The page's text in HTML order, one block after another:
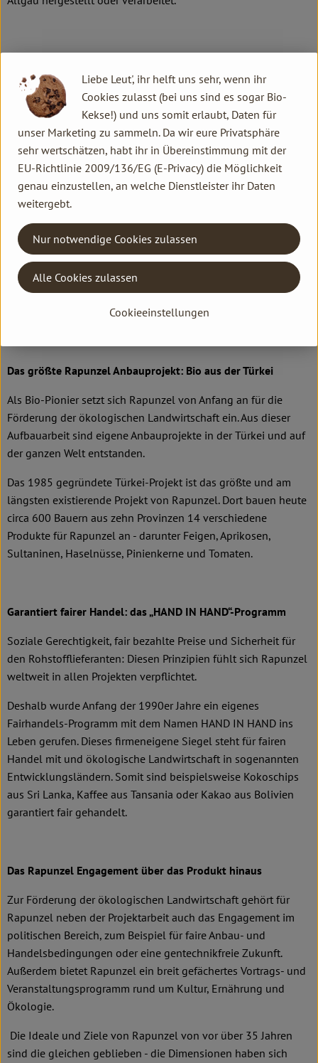
Produktqualität steht bei Rapunzel an erster Stelle. Das
Qualitätssicherungs-Team nimmt daher eine Schlüsselposition
im Unternehmen ein. Die Kontrollen der Rohstoffe beginnen
bereits auf dem Feld. Bei Wareneingang werden alle Rohstoffe
und Produkte beprobt. Zusätzlich werden sie durch anerkannte
externe Labors unabhängig analysiert.
Wie schon zu Beginn liegen Rapunzel auch heute die
persönlichen Kontakte zu den Lieferanten und langfristige
Partnerschaften besonders am Herzen. Besuche vor Ort,
Beratung durch eigene Agrar-Ingenieure und der rege
Austausch miteinander sichern die einwandfreie Qualität der
Rohstoffe ab. Das schafft Transparenz - vom Feld bis zum
Teller des Verbrauchers.
Das größte Rapunzel Anbauprojekt: Bio aus der Türkei
Als Bio-Pionier setzt sich Rapunzel von Anfang an für die
Förderung der ökologischen Landwirtschaft ein. Aus dieser
Aufbauarbeit sind eigene Anbauprojekte in der Türkei und auf
der ganzen Welt entstanden.
Das 1985 gegründete Türkei-Projekt ist das größte und am
längsten existierende Projekt von Rapunzel. Dort bauen heute
circa 600 Bauern aus zehn Provinzen 14 verschiedene
Produkte für Rapunzel an - darunter Feigen, Aprikosen,
Sultaninen, Haselnüsse, Pinienkerne und Tomaten.
Garantiert fairer Handel: das „HAND IN HAND“-Programm
Soziale Gerechtigkeit, fair bezahlte Preise und Sicherheit für
den Rohstofflieferanten: Diesen Prinzipien fühlt sich Rapunzel
weltweit in allen Projekten verpflichtet.
Deshalb wurde Anfang der 1990er Jahre ein eigenes
Fairhandels-Programm mit dem Namen HAND IN HAND ins
Leben gerufen. Dieses firmeneigene Siegel steht für fairen
Handel mit und ökologische Landwirtschaft in sogenannten
Entwicklungsländern. Somit sind beispielsweise Kokoschips
aus Sri Lanka, Kaffee aus Tansania oder Kakao aus Bolivien
garantiert fair gehandelt.
Das Rapunzel Engagement über das Produkt hinaus
Zur Förderung der ökologischen Landwirtschaft gehört für
Rapunzel neben der Projektarbeit auch das Engagement im
politischen Bereich, zum Beispiel für faire Anbau- und
Handelsbedingungen oder eine gentechnikfreie Zukunft.
Außerdem bietet Rapunzel ein breit gefächertes Vortrags- und
Veranstaltungsprogramm rund um Kultur, Ernährung und
Ökologie.
Die Ideale und Ziele von Rapunzel von vor über 35 Jahren
sind die gleichen geblieben - die Dimensionen haben sich
Liebe Leut', ihr helft uns sehr, wenn ihr
Cookies zulasst (bei uns sind es sogar Bio-
Kekse!) und uns somit erlaubt, Daten für
unser Marketing zu sammeln. Da wir eure Privatsphäre
sehr wertschätzen, habt ihr in Übereinstimmung mit der
EU-Richtlinie 2009/136/EG (E-Privacy) die Möglichkeit
genau einzustellen, an welche Dienstleister ihr Daten
weitergebt.
Cookieeinstellungen
Nur notwendige Cookies zulassen
Alle Cookies zulassen